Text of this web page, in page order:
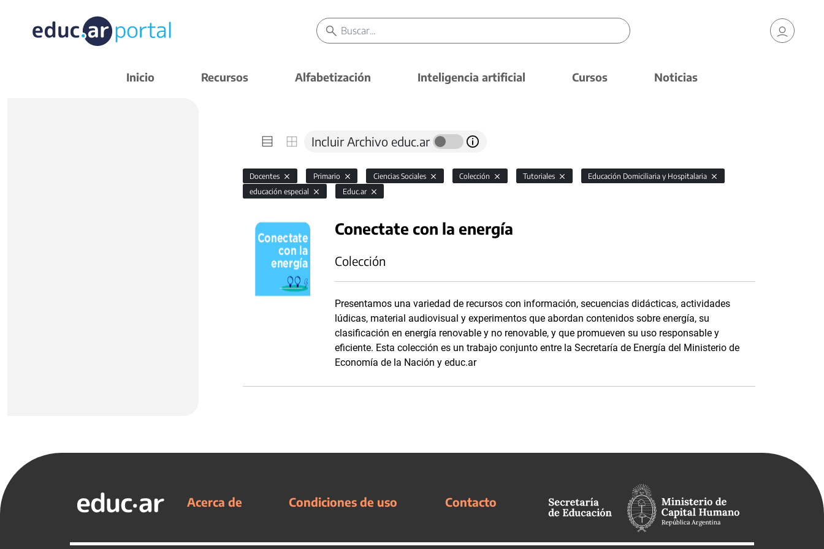
Inicio Recursos Alfabetización Inteligencia artificial Cursos Noticias
Incluir Archivo educ.ar
Docentes Primario Ciencias Sociales Colección Tutoriales
Educación Domiciliaria y Hospitalaria
educación especial
Educ.ar
Conectate con la energía
Colección
Presentamos una variedad de recursos con información, secuencias didácticas, actividades
lúdicas, material audiovisual y experimentos que abordan contenidos sobre energía, su
clasificación en energía renovable y no renovable, y que promueven su uso responsable y
eficiente. Esta colección es un trabajo conjunto entre la Secretaría de Energía del Ministerio de
Economía de la Nación y educ.ar
Acerca de Condiciones de uso Contacto